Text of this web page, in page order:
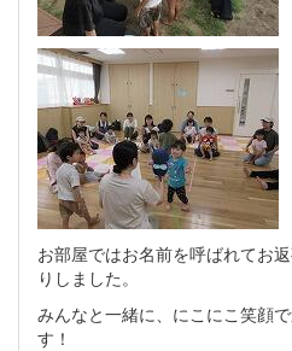
お部屋ではお名前を呼ばれてお
りしました。
みんなと一緒に、にこにこ笑顔
す！